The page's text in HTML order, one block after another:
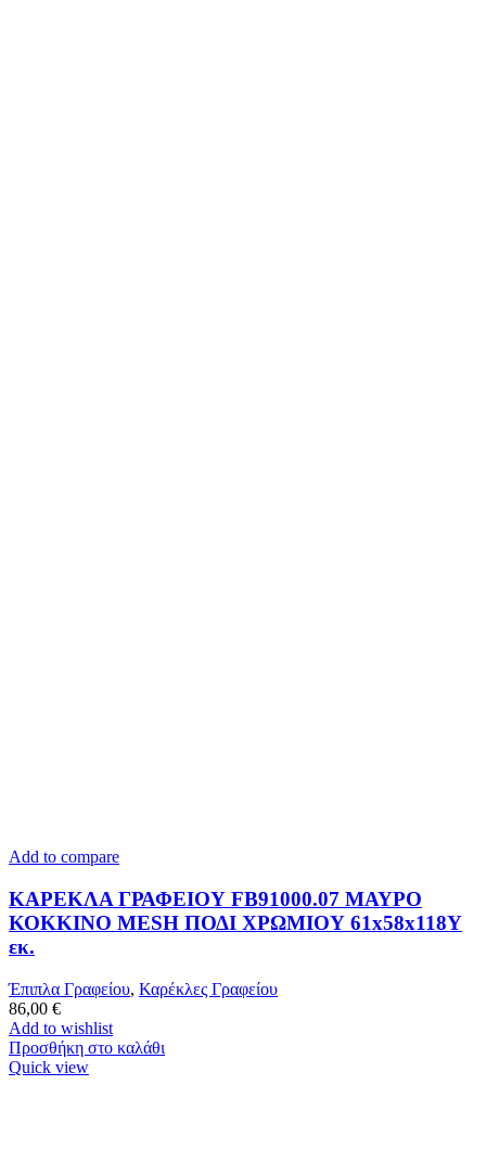
Add to compare
ΚΑΡΕΚΛΑ ΓΡΑΦΕΙΟΥ FB91000.07 ΜΑΥΡΟ
ΚΟΚΚΙΝΟ MESH ΠΟΔΙ ΧΡΩΜΙΟΥ 61x58x118Y
εκ.
Έπιπλα Γραφείου, Καρέκλες Γραφείου
86,00 €
Add to wishlist
Προσθήκη στο καλάθι
Quick view